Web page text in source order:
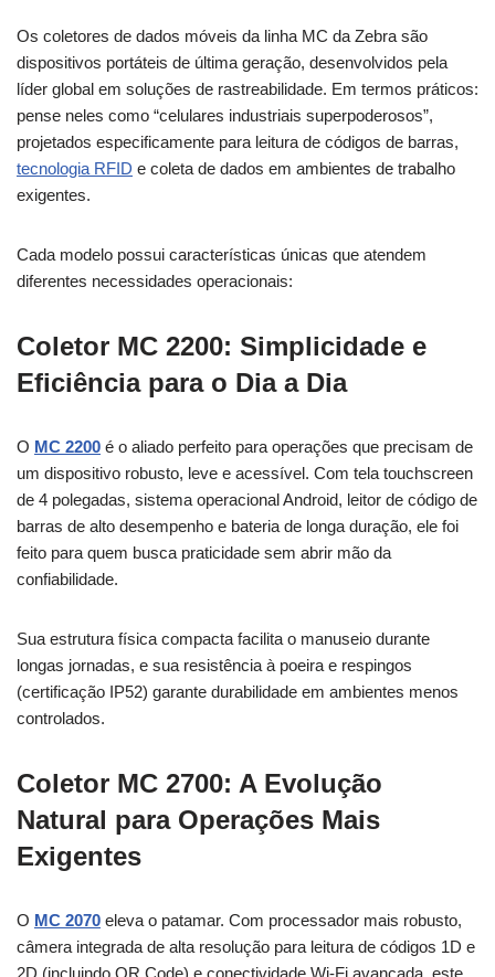
Os coletores de dados móveis da linha MC da Zebra são
dispositivos portáteis de última geração, desenvolvidos pela
líder global em soluções de rastreabilidade. Em termos práticos:
pense neles como “celulares industriais superpoderosos”,
projetados especificamente para leitura de códigos de barras,
tecnologia RFID e coleta de dados em ambientes de trabalho
exigentes.
Cada modelo possui características únicas que atendem
diferentes necessidades operacionais:
Coletor MC 2200: Simplicidade e
Eficiência para o Dia a Dia
O MC 2200 é o aliado perfeito para operações que precisam de
um dispositivo robusto, leve e acessível. Com tela touchscreen
de 4 polegadas, sistema operacional Android, leitor de código de
barras de alto desempenho e bateria de longa duração, ele foi
feito para quem busca praticidade sem abrir mão da
confiabilidade.
Sua estrutura física compacta facilita o manuseio durante
longas jornadas, e sua resistência à poeira e respingos
(certificação IP52) garante durabilidade em ambientes menos
controlados.
Coletor MC 2700: A Evolução
Natural para Operações Mais
Exigentes
O MC 2070 eleva o patamar. Com processador mais robusto,
câmera integrada de alta resolução para leitura de códigos 1D e
2D (incluindo QR Code) e conectividade Wi-Fi avançada, este